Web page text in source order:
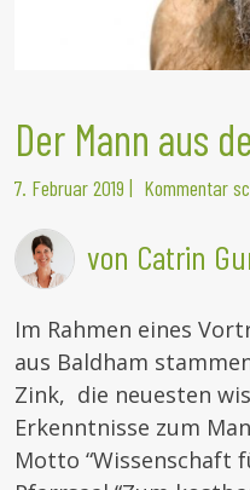
Der Mann aus
7. Februar 2019 | Kommentar
von Catrin
Im Rahmen eines
aus Baldham
Zink, die neuesten
Erkenntnisse zum
Motto “Wissenschaft